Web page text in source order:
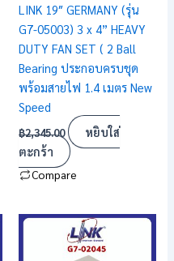
LINK 19″ GERMANY (รุ่น
G7-05003) 3 x 4” HEAVY
DUTY FAN SET ( 2 Ball
Bearing ประกอบครบชุด
พร้อมสายไฟ 1.4 เมตร New
Speed
฿2,345.00
หยิบใส่
ตะกร้า
Compare